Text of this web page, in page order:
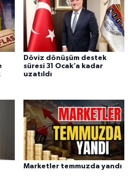
Döviz dönüşüm destek
süresi 31 Ocak’a kadar
uzatıldı
Marketler temmuzda yandı